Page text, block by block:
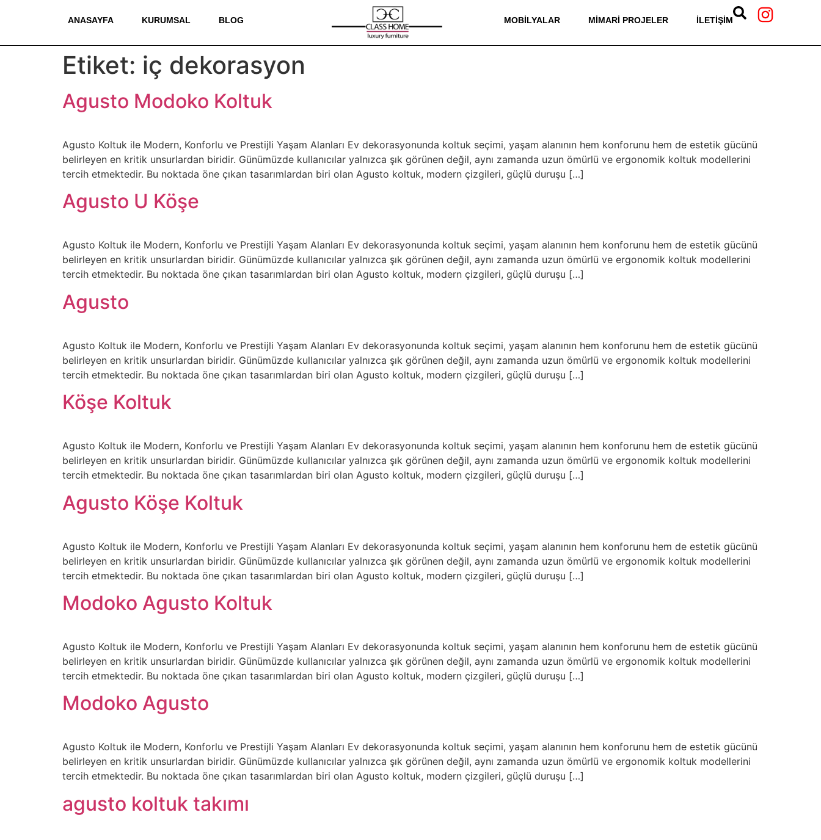
ANASAYFA KURUMSAL BLOG MOBILYALAR MIMARI PROJELER İLETIŞIM
Etiket: iç dekorasyon
Agusto Modoko Koltuk
Agusto Koltuk ile Modern, Konforlu ve Prestijli Yaşam Alanları Ev dekorasyonunda koltuk seçimi, yaşam alanının hem konforunu hem de estetik gücünü
belirleyen en kritik unsurlardan biridir. Günümüzde kullanıcılar yalnızca şık görünen değil, aynı zamanda uzun ömürlü ve ergonomik koltuk modellerini
tercih etmektedir. Bu noktada öne çıkan tasarımlardan biri olan Agusto koltuk, modern çizgileri, güçlü duruşu […]
Agusto U Köşe
Agusto Koltuk ile Modern, Konforlu ve Prestijli Yaşam Alanları Ev dekorasyonunda koltuk seçimi, yaşam alanının hem konforunu hem de estetik gücünü
belirleyen en kritik unsurlardan biridir. Günümüzde kullanıcılar yalnızca şık görünen değil, aynı zamanda uzun ömürlü ve ergonomik koltuk modellerini
tercih etmektedir. Bu noktada öne çıkan tasarımlardan biri olan Agusto koltuk, modern çizgileri, güçlü duruşu […]
Agusto
Agusto Koltuk ile Modern, Konforlu ve Prestijli Yaşam Alanları Ev dekorasyonunda koltuk seçimi, yaşam alanının hem konforunu hem de estetik gücünü
belirleyen en kritik unsurlardan biridir. Günümüzde kullanıcılar yalnızca şık görünen değil, aynı zamanda uzun ömürlü ve ergonomik koltuk modellerini
tercih etmektedir. Bu noktada öne çıkan tasarımlardan biri olan Agusto koltuk, modern çizgileri, güçlü duruşu […]
Köşe Koltuk
Agusto Koltuk ile Modern, Konforlu ve Prestijli Yaşam Alanları Ev dekorasyonunda koltuk seçimi, yaşam alanının hem konforunu hem de estetik gücünü
belirleyen en kritik unsurlardan biridir. Günümüzde kullanıcılar yalnızca şık görünen değil, aynı zamanda uzun ömürlü ve ergonomik koltuk modellerini
tercih etmektedir. Bu noktada öne çıkan tasarımlardan biri olan Agusto koltuk, modern çizgileri, güçlü duruşu […]
Agusto Köşe Koltuk
Agusto Koltuk ile Modern, Konforlu ve Prestijli Yaşam Alanları Ev dekorasyonunda koltuk seçimi, yaşam alanının hem konforunu hem de estetik gücünü
belirleyen en kritik unsurlardan biridir. Günümüzde kullanıcılar yalnızca şık görünen değil, aynı zamanda uzun ömürlü ve ergonomik koltuk modellerini
tercih etmektedir. Bu noktada öne çıkan tasarımlardan biri olan Agusto koltuk, modern çizgileri, güçlü duruşu […]
Modoko Agusto Koltuk
Agusto Koltuk ile Modern, Konforlu ve Prestijli Yaşam Alanları Ev dekorasyonunda koltuk seçimi, yaşam alanının hem konforunu hem de estetik gücünü
belirleyen en kritik unsurlardan biridir. Günümüzde kullanıcılar yalnızca şık görünen değil, aynı zamanda uzun ömürlü ve ergonomik koltuk modellerini
tercih etmektedir. Bu noktada öne çıkan tasarımlardan biri olan Agusto koltuk, modern çizgileri, güçlü duruşu […]
Modoko Agusto
Agusto Koltuk ile Modern, Konforlu ve Prestijli Yaşam Alanları Ev dekorasyonunda koltuk seçimi, yaşam alanının hem konforunu hem de estetik gücünü
belirleyen en kritik unsurlardan biridir. Günümüzde kullanıcılar yalnızca şık görünen değil, aynı zamanda uzun ömürlü ve ergonomik koltuk modellerini
tercih etmektedir. Bu noktada öne çıkan tasarımlardan biri olan Agusto koltuk, modern çizgileri, güçlü duruşu […]
agusto koltuk takımı